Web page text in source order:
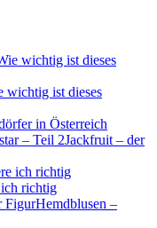
wichtig ist dieses
in Österreich
Jackfruit – der
richtig
Hemdblusen –